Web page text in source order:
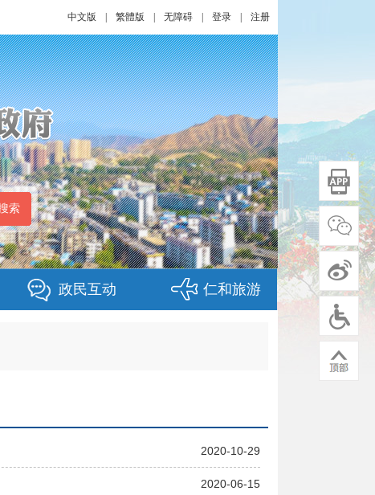
中文版 繁體版 无障碍 登录 注册
政民互动 仁和旅游
2020-10-29
2020-06-15